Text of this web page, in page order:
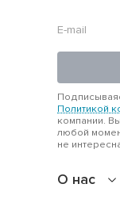
О нас
Политикой
компании.
любой
не